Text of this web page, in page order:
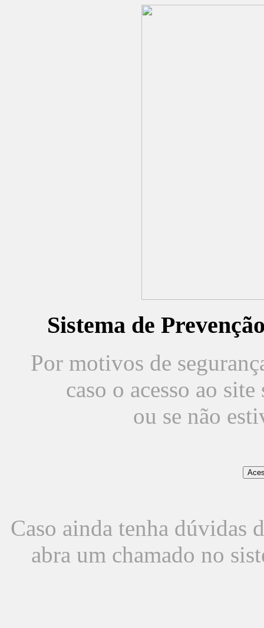
Sistema de
Por motivos de
caso o acesso ao
ou se não
Caso ainda tenha dúvidas
abra um chamado no